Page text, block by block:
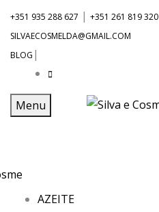
+351 935 288 627 | +351 261 819 320
SILVAECOSMELDA@GMAIL.COM
BLOG |
Menu
AZEITE